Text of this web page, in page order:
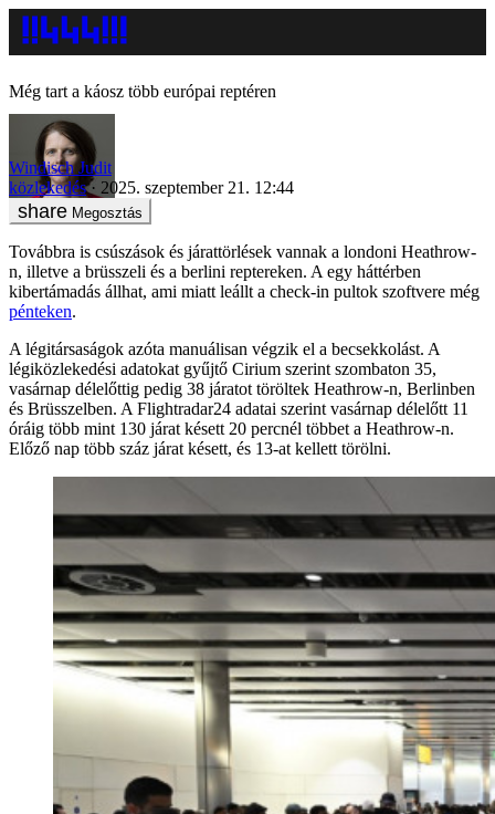
Még tart a káosz több európai reptéren
Windisch Judit
közlekedés
2025. szeptember 21. 12:44
Megosztás
Továbbra is csúszások és járattörlések vannak a londoni Heathrow-
n, illetve a brüsszeli és a berlini reptereken. A egy háttérben
kibertámadás állhat, ami miatt leállt a check-in pultok szoftvere még
pénteken.
A légitársaságok azóta manuálisan végzik el a becsekkolást. A
légiközlekedési adatokat gyűjtő Cirium szerint szombaton 35,
vasárnap délelőttig pedig 38 járatot töröltek Heathrow-n, Berlinben
és Brüsszelben. A Flightradar24 adatai szerint vasárnap délelőtt 11
óráig több mint 130 járat késett 20 percnél többet a Heathrow-n.
Előző nap több száz járat késett, és 13-at kellett törölni.